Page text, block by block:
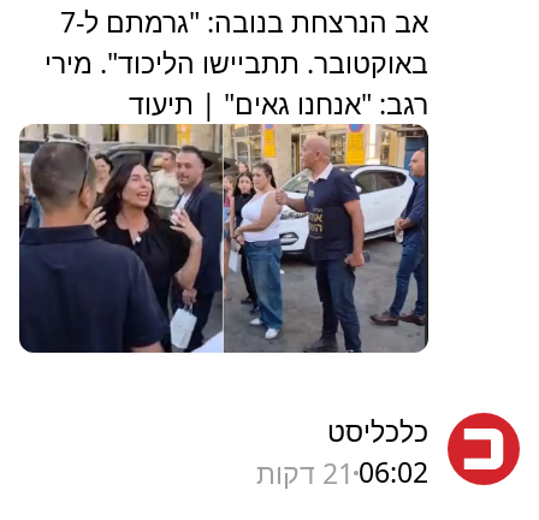
אב הנרצחת בנובה: "גרמתם ל-7
באוקטובר. תתביישו הליכוד". מירי
רגב: "אנחנו גאים" | תיעוד
כלכליסט
06:02 21 דקות